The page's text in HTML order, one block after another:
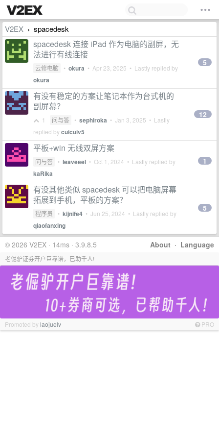
V2EX › spacedesk
spacedesk 连接 iPad 作为电脑的副屏，无
法进行有线连接
云修电脑 • okura • Apr 23, 2025 • Lastly replied by
okura
5
有没有稳定的方案让笔记本作为台式机的
副屏幕？
1 问与答 • sephiroka • Jan 3, 2025 • Lastly
replied bycuicuiv5
12
平板+win 无线双屏方案
问与答 • leaveeel • Oct 1, 2024 • Lastly replied by
kaRika
1
有没其他类似 spacedesk 可以把电脑屏幕
拓展到手机，平板的方案？
程序员 • kijnife4 • Jun 25, 2024 • Lastly replied by
qiaofanxing
5
About · Language
© 2026 V2EX · 14ms · 3.9.8.5
老倔驴证券开户巨靠谱，已助千人!
Promoted bylaojuelv PRO